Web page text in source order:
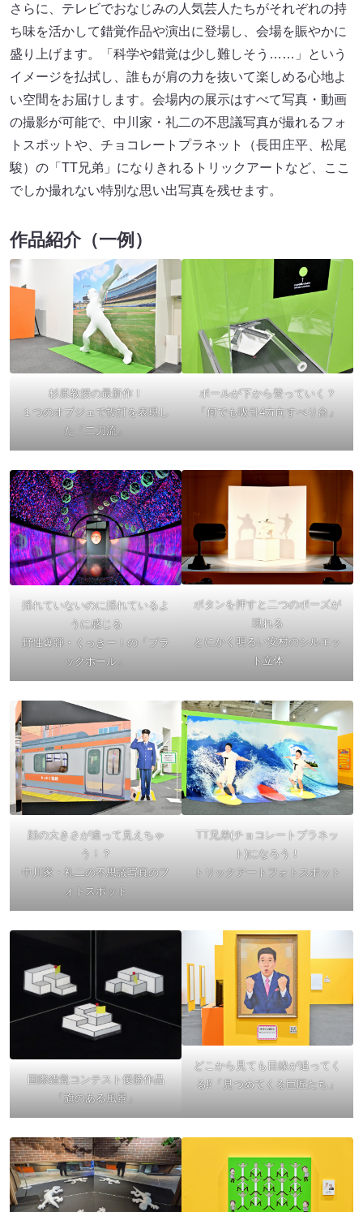
さらに、テレビでおなじみの人気芸人たちがそれぞれの持
ち味を活かして錯覚作品や演出に登場し、会場を賑やかに
盛り上げます。「科学や錯覚は少し難しそう……」という
イメージを払拭し、誰もが肩の力を抜いて楽しめる心地よ
い空間をお届けします。会場内の展示はすべて写真・動画
の撮影が可能で、中川家・礼二の不思議写真が撮れるフォ
トスポットや、チョコレートプラネット（長田庄平、松尾
駿）の「TT兄弟」になりきれるトリックアートなど、ここ
でしか撮れない特別な思い出写真を残せます。
作品紹介（一例）
杉原教授の最新作！
１つのオブジェで投打を表現し
た「二刀流」
ボールが下から登っていく？
「何でも吸引4方向すべり台」
揺れていないのに揺れているよ
うに感じる
野性爆弾・くっきー！の「ブラ
ックホール」
ボタンを押すと二つのポーズが
現れる
とにかく明るい安村のシルエッ
ト立体
顔の大きさが違って見えちゃ
う！？
中川家・礼二の不思議写真のフ
ォトスポット
TT兄弟(チョコレートプラネッ
ト)になろう！
トリックアートフォトスポット
国際錯覚コンテスト優勝作品
「旗のある風景」
どこから見ても目線が追ってく
る⁉「見つめてくる巨匠たち」